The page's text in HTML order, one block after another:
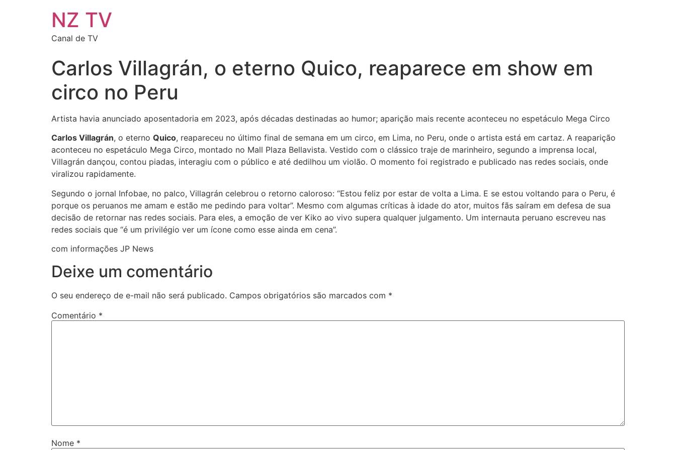
NZ TV
Canal de TV
Carlos Villagrán, o eterno Quico, reaparece em show em
circo no Peru
Artista havia anunciado aposentadoria em 2023, após décadas destinadas ao humor; aparição mais recente aconteceu no espetáculo Mega Circo
Carlos Villagrán, o eterno Quico, reapareceu no último final de semana em um circo, em Lima, no Peru, onde o artista está em cartaz. A reaparição
aconteceu no espetáculo Mega Circo, montado no Mall Plaza Bellavista. Vestido com o clássico traje de marinheiro, segundo a imprensa local,
Villagrán dançou, contou piadas, interagiu com o público e até dedilhou um violão. O momento foi registrado e publicado nas redes sociais, onde
viralizou rapidamente.
Segundo o jornal Infobae, no palco, Villagrán celebrou o retorno caloroso: “Estou feliz por estar de volta a Lima. E se estou voltando para o Peru, é
porque os peruanos me amam e estão me pedindo para voltar”. Mesmo com algumas críticas à idade do ator, muitos fãs saíram em defesa de sua
decisão de retornar nas redes sociais. Para eles, a emoção de ver Kiko ao vivo supera qualquer julgamento. Um internauta peruano escreveu nas
redes sociais que “é um privilégio ver um ícone como esse ainda em cena”.
com informações JP News
Deixe um comentário
O seu endereço de e-mail não será publicado. Campos obrigatórios são marcados com *
Comentário *
Nome *